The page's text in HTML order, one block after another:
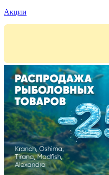
Акции